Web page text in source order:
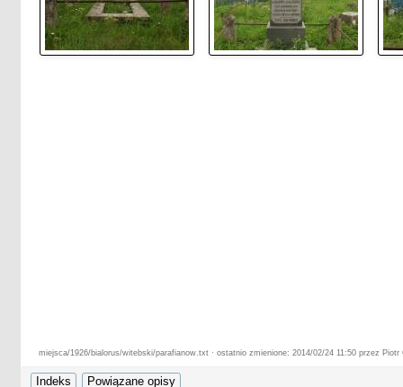
miejsca/1926/bialorus/witebski/parafianow.txt · ostatnio zmienione: 2014/02/24 11:50 przez Piotr